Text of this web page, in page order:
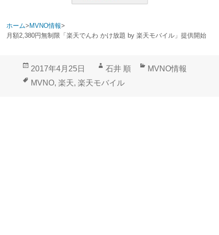
ホーム> MVNO情報>
月額2,380円無制限「楽天でんわ かけ放題 by 楽天モバイル」提供開始
投
稿
2017年4月25日
作
成
石井 順
カ
MVNO情報
タ
MVNO, 楽天, 楽天モバイル